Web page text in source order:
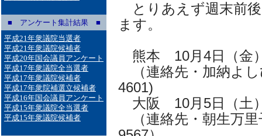
■ アンケート集計結果 ■
平成21年衆議院当選者
平成21年衆議院候補者
平成20年国会議員アンケート
平成17年衆議院全当選者
平成17年衆議院候補者
平成17年衆院補選立候補者
平成16年国会議員アンケート
平成15年衆議院全当選者
平成15年衆議院候補者
とりあえず週末前
ます。
熊本 10月4日（金
（連絡先・加納よ
4601)
大阪 10月5日（土
（連絡先・朝生万